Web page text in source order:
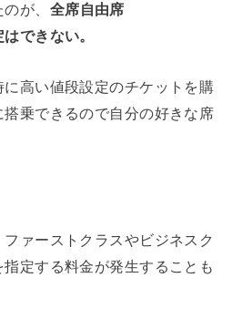
が、 全席自由席
できない。
高い値段設定のチケットを購
搭乗できるので自分の好きな席
ファーストクラスやビジネスク
定する料金が発生することも